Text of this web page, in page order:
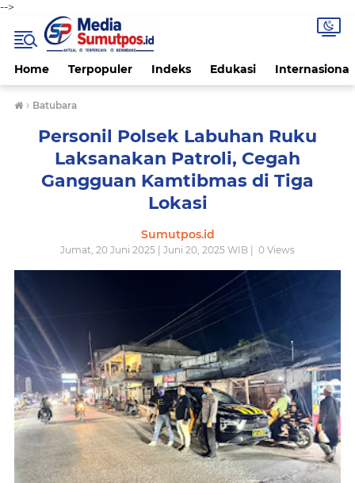
-->
Home Terpopuler Indeks Edukasi Internasional
› Batubara
Personil Polsek Labuhan Ruku
Laksanakan Patroli, Cegah
Gangguan Kamtibmas di Tiga
Lokasi
Sumutpos.id
Jumat, 20 Juni 2025 | Juni 20, 2025 WIB | 0 Views